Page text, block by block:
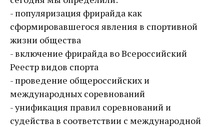
- популяризация фрирайда как
сформировавшегося явления в спортивной
жизни общества
- включение фрирайда во Всероссийский
Реестр видов спорта
- проведение общероссийских и
международных соревнований
- унификация правил соревнований и
судейства в соответствии с международной